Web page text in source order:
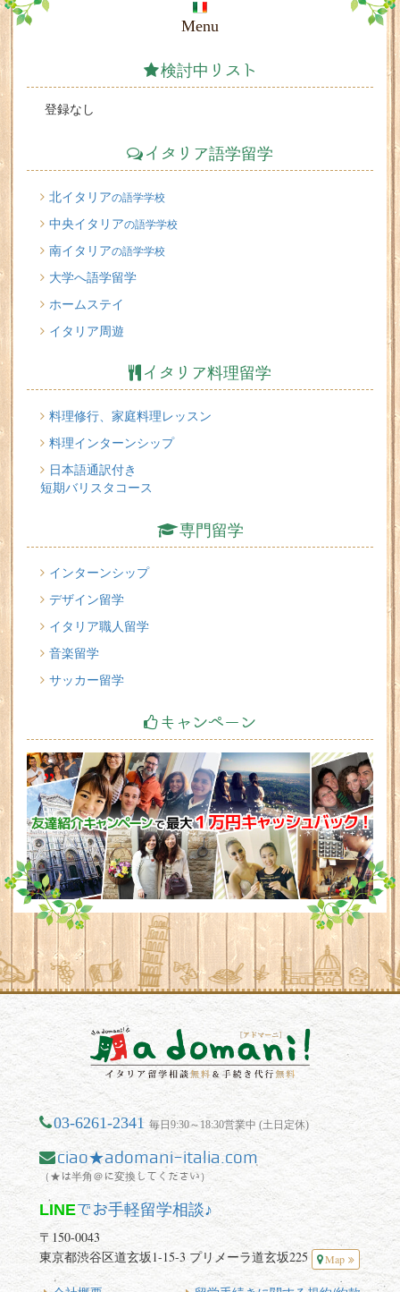
Menu
検討中リスト
登録なし
イタリア語学留学
北イタリアの語学学校
中央イタリアの語学学校
南イタリアの語学学校
大学へ語学留学
ホームステイ
イタリア周遊
イタリア料理留学
料理修行、家庭料理レッスン
料理インターンシップ
日本語通訳付き
短期バリスタコース
専門留学
インターンシップ
デザイン留学
イタリア職人留学
音楽留学
サッカー留学
キャンペーン
03-6261-2341 毎日9:30～18:30営業中 (土日定休)
ciao★adomani-italia.com
（★は半角＠に変換してください）
LINEでお手軽留学相談♪
〒150-0043
東京都渋谷区道玄坂1-15-3 プリメーラ道玄坂225
Map